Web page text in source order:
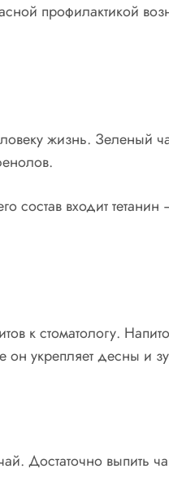
профилактикой
жизнь. Зеленый
состав входит
к стоматологу.
укрепляет десны и
Достаточно выпить